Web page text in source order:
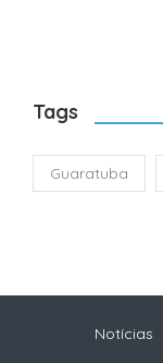
Tags
Guaratuba
Notícias